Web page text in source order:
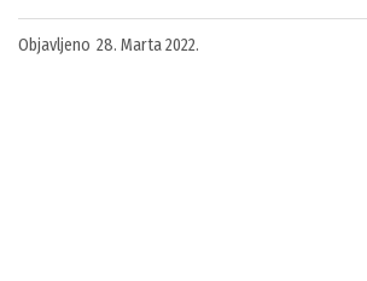
Objavljeno 28. Marta 2022.